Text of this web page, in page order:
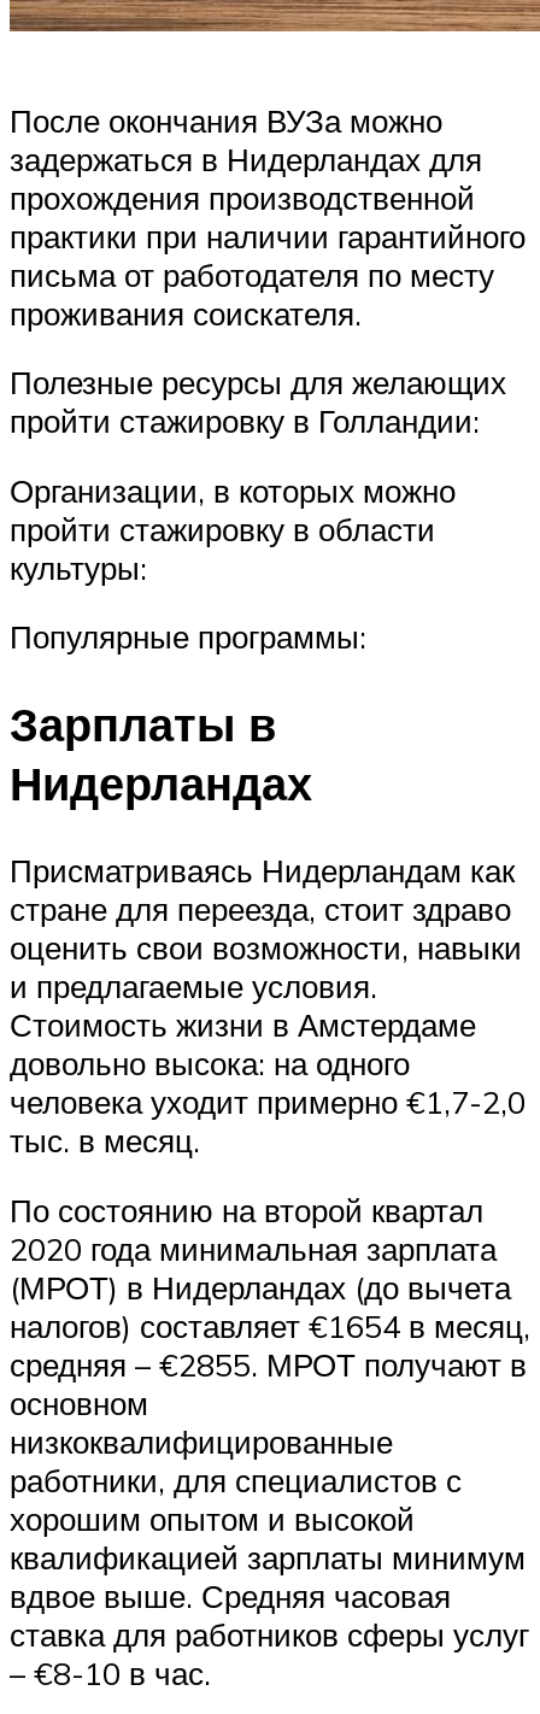
После окончания ВУЗа можно
задержаться в Нидерландах для
прохождения производственной
практики при наличии гарантийного
письма от работодателя по месту
проживания соискателя.
Полезные ресурсы для желающих
пройти стажировку в Голландии:
Организации, в которых можно
пройти стажировку в области
культуры:
Популярные программы:
Зарплаты в
Нидерландах
Присматриваясь Нидерландам как
стране для переезда, стоит здраво
оценить свои возможности, навыки
и предлагаемые условия.
Стоимость жизни в Амстердаме
довольно высока: на одного
человека уходит примерно €1,7-2,0
тыс. в месяц.
По состоянию на второй квартал
2020 года минимальная зарплата
(МРОТ) в Нидерландах (до вычета
налогов) составляет €1654 в месяц,
средняя – €2855. МРОТ получают в
основном
низкоквалифицированные
работники, для специалистов с
хорошим опытом и высокой
квалификацией зарплаты минимум
вдвое выше. Средняя часовая
ставка для работников сферы услуг
– €8-10 в час.